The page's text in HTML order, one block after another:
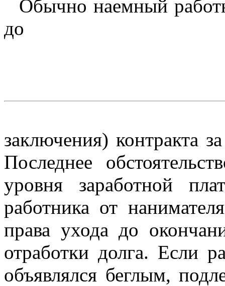
Обычно наемный
до
заключения) контракта
Последнее
уровня заработной
работника от
права ухода до
отработки долга. Если
объявлялся беглым,